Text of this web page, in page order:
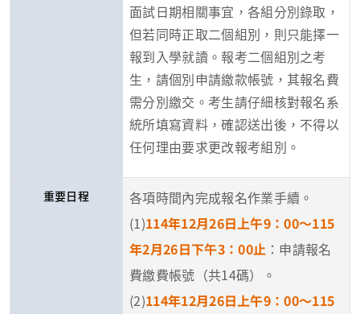
面試日期相關事宜，各組分別錄取，
但若同時正取二個組別，則只能擇一
報到入學就讀。報考二個組別之考
生，請個別申請繳款帳號，其報名費
需分別繳交。考生請仔細核對報名系
統所填寫資料，確認送出後，不得以
任何理由要求更改報考組別。
重要日程
各項時間內完成報名作業手續。
(1)114年12月26日上午9：00～115
年2月26日下午3：00止 ：申請報名
費繳費帳號（共14碼）。
(2)114年12月26日上午9：00～115